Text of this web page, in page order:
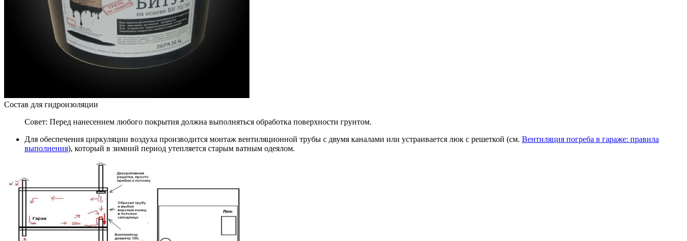
Состав для гидроизоляции
Совет: Перед нанесением любого покрытия должна выполняться обработка поверхности грунтом.
Для обеспечения циркуляции воздуха производится монтаж вентиляционной трубы с двумя каналами или устраивается люк с решеткой (см. Вентиляция погреба в гараже: правила
выполнения), который в зимний период утепляется старым ватным одеялом.